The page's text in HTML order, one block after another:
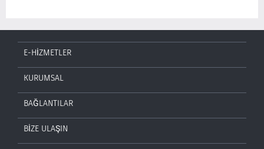
E-HİZMETLER
KURUMSAL
BAĞLANTILAR
BİZE ULAŞIN